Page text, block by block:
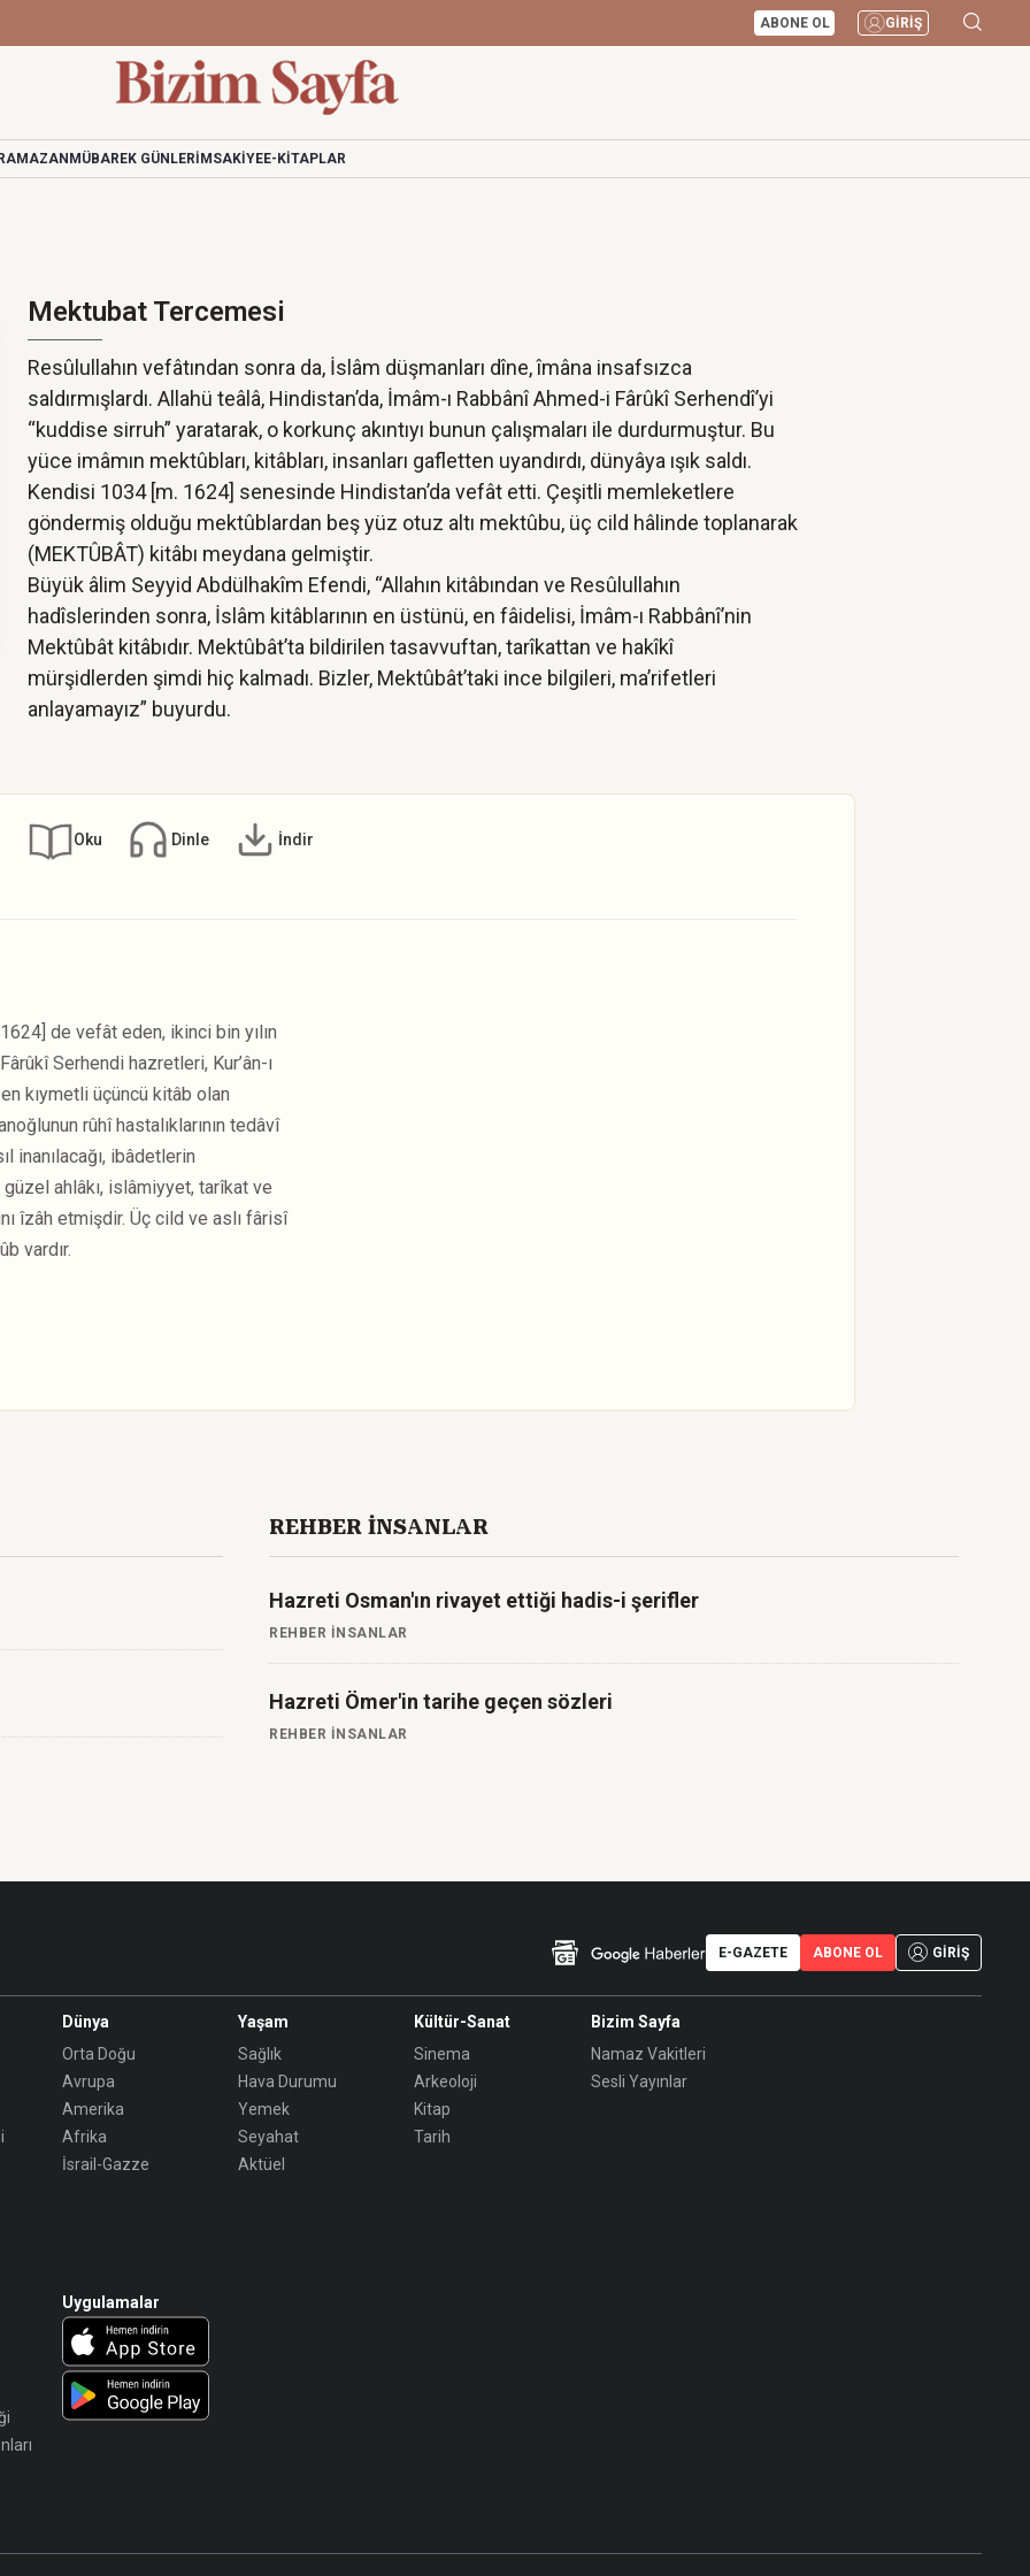
ABONE OL GİRİŞ
MÜBAREK GÜNLERİMSAKİYEE-KİTAPLAR
Mektubat Tercemesi
Resûlullahın vefâtından sonra da, İslâm düşmanları dîne, îmâna insafsızca
saldırmışlardı. Allahü teâlâ, Hindistan’da, İmâm-ı Rabbânî Ahmed-i Fârûkî Serhendî’yi
“kuddise sirruh” yaratarak, o korkunç akıntıyı bunun çalışmaları ile durdurmuştur. Bu
yüce imâmın mektûbları, kitâbları, insanları gafletten uyandırdı, dünyâya ışık saldı.
Kendisi 1034 [m. 1624] senesinde Hindistan’da vefât etti. Çeşitli memleketlere
göndermiş olduğu mektûblardan beş yüz otuz altı mektûbu, üç cild hâlinde toplanarak
(MEKTÛBÂT) kitâbı meydana gelmiştir.
Büyük âlim Seyyid Abdülhakîm Efendi, “Allahın kitâbından ve Resûlullahın
hadîslerinden sonra, İslâm kitâblarının en üstünü, en fâidelisi, İmâm-ı Rabbânî’nin
Mektûbât kitâbıdır. Mektûbât’ta bildirilen tasavvuftan, tarîkattan ve hakîkî
mürşidlerden şimdi hiç kalmadı. Bizler, Mektûbât’taki ince bilgileri, ma’rifetleri
anlayamayız” buyurdu.
Oku Dinle İndir
de vefât eden, ikinci bin yılın
Serhendi hazretleri, Kur’ân-ı
kıymetli üçüncü kitâb olan
rûhî hastalıklarının tedâvî
inanılacağı, ibâdetlerin
ahlâkı, islâmiyyet, tarîkat ve
îzâh etmişdir. Üç cild ve aslı fârisî
vardır.
REHBER İNSANLAR
Hazreti Osman'ın rivayet ettiği hadis-i şerifler
REHBER İNSANLAR
Hazreti Ömer'in tarihe geçen sözleri
REHBER İNSANLAR
E-GAZETE ABONE OL GİRİŞ
Dünya
Orta Doğu
Avrupa
Amerika
Afrika
İsrail-Gazze
Yaşam
Sağlık
Hava Durumu
Yemek
Seyahat
Aktüel
Kültür-Sanat
Sinema
Arkeoloji
Kitap
Tarih
Bizim Sayfa
Namaz Vakitleri
Sesli Yayınlar
Uygulamalar